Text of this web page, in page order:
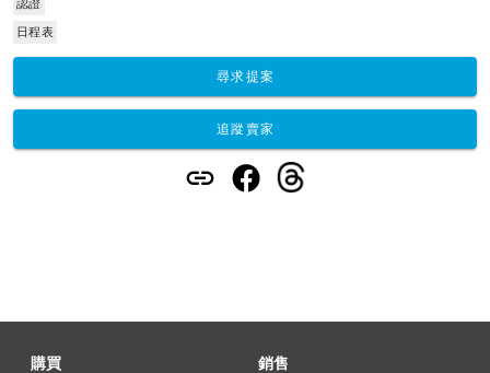
認證
日程表
尋求提案
追蹤賣家
購買 銷售